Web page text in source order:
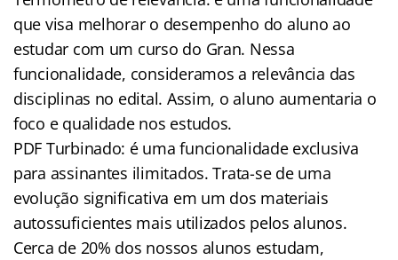
que visa melhorar o desempenho do aluno ao
estudar com um curso do Gran. Nessa
funcionalidade, consideramos a relevância das
disciplinas no edital. Assim, o aluno aumentaria o
foco e qualidade nos estudos.
PDF Turbinado: é uma funcionalidade exclusiva
para assinantes ilimitados. Trata-se de uma
evolução significativa em um dos materiais
autossuficientes mais utilizados pelos alunos.
Cerca de 20% dos nossos alunos estudam,